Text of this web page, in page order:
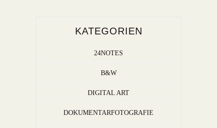
KATEGORIEN
24NOTES
B&W
DIGITAL ART
DOKUMENTARFOTOGRAFIE